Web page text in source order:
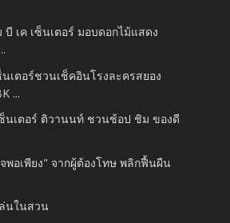
บี เค เซ็นเตอร์ มอบดอกไม้แสดง
นเตอร์ชวนเช็คอินโรงละครสยอง
...
นเตอร์ ติวานนท์ ชวนช้อป ชิม ของดี
พอเพียง" จากผู้ต้องโทษ พลิกฟื้นผืน
ล่นในสวน